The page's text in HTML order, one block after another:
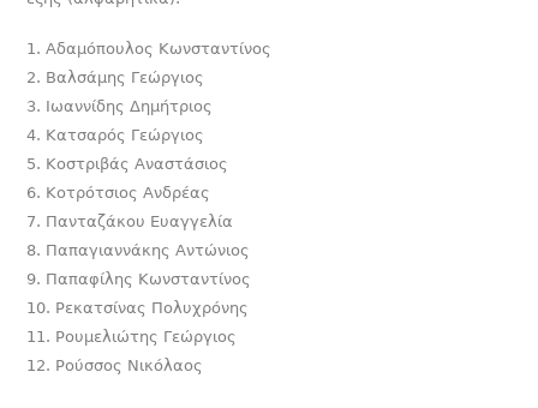
Αδαμόπουλος Κωνσταντίνος
Βαλσάμης Γεώργιος
Ιωαννίδης Δημήτριος
Κατσαρός Γεώργιος
Κοστριβάς Αναστάσιος
Κοτρότσιος Ανδρέας
Πανταζάκου Ευαγγελία
Παπαγιαννάκης Αντώνιος
Παπαφίλης Κωνσταντίνος
Ρεκατσίνας Πολυχρόνης
Ρουμελιώτης Γεώργιος
Ρούσσος Νικόλαος